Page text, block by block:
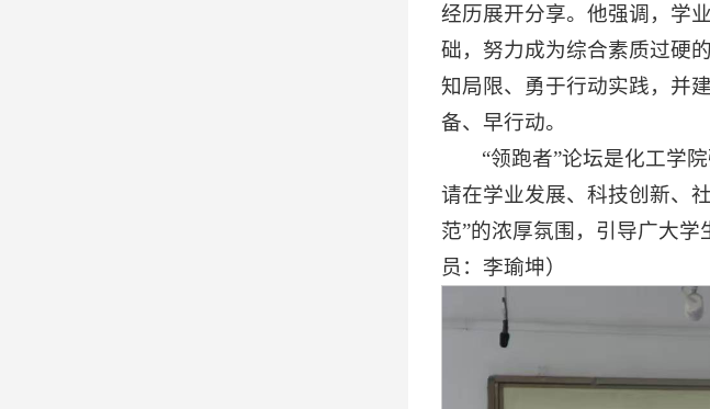
经历展开分享。他强调，学
础，努力成为综合素质过硬
知局限、勇于行动实践，并
备、早行动。
“领跑者”论坛是化工学
请在学业发展、科技创新、
范”的浓厚氛围，引导广大
员：李瑜坤）